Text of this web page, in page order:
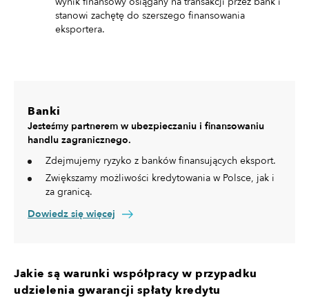
stanowi zachętę do szerszego finansowania
eksportera.
Banki
Jesteśmy partnerem w ubezpieczaniu i finansowaniu
handlu zagranicznego.
Zdejmujemy ryzyko z banków finansujących eksport.
Zwiększamy możliwości kredytowania w Polsce, jak i
za granicą.
Dowiedz się więcej
Jakie są warunki współpracy w przypadku
udzielenia gwarancji spłaty kredytu